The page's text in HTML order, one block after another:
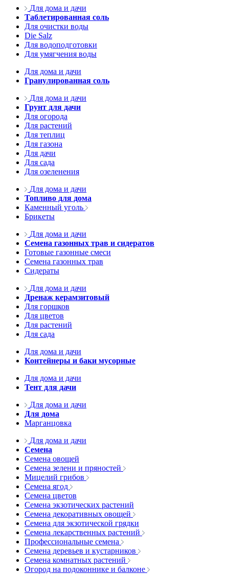
Для дома и дачи
Таблетированная соль
Для очистки воды
Die Salz
Для водоподготовки
Для умягчения воды
Для дома и дачи
Гранулированная соль
Для дома и дачи
Грунт для дачи
Для огорода
Для растений
Для теплиц
Для газона
Для дачи
Для сада
Для озеленения
Для дома и дачи
Топливо для дома
Каменный уголь
Брикеты
Для дома и дачи
Семена газонных трав и сидератов
Готовые газонные смеси
Семена газонных трав
Сидераты
Для дома и дачи
Дренаж керамзитовый
Для горшков
Для цветов
Для растений
Для сада
Для дома и дачи
Контейнеры и баки мусорные
Для дома и дачи
Тент для дачи
Для дома и дачи
Для дома
Марганцовка
Для дома и дачи
Семена
Семена овощей
Семена зелени и пряностей
Мицелий грибов
Семена ягод
Семена цветов
Семена экзотических растений
Семена декоративных овощей
Семена для экзотической грядки
Семена лекарственных растений
Профессиональные семена
Семена деревьев и кустарников
Семена комнатных растений
Огород на подоконнике и балконе